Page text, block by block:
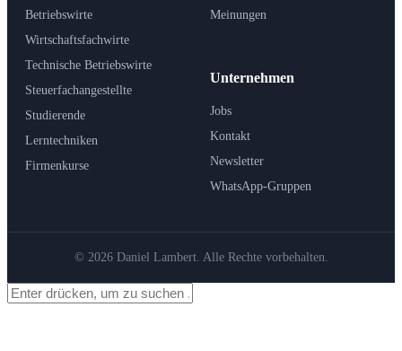
Betriebswirte
Wirtschaftsfachwirte
Technische Betriebswirte
Steuerfachangestellte
Studierende
Lerntechniken
Firmenkurse
Meinungen
Unternehmen
Jobs
Kontakt
Newsletter
WhatsApp-Gruppen
© 2026 Daniel Lambert. Alle Rechte vorbehalten.